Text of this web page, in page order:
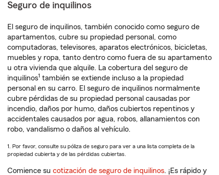
Seguro de inquilinos
El seguro de inquilinos, también conocido como seguro de
apartamentos, cubre su propiedad personal, como
computadoras, televisores, aparatos electrónicos, bicicletas,
muebles y ropa, tanto dentro como fuera de su apartamento
u otra vivienda que alquile. La cobertura del seguro de
inquilinos1 también se extiende incluso a la propiedad
personal en su carro. El seguro de inquilinos normalmente
cubre pérdidas de su propiedad personal causadas por
incendio, daños por humo, daños cubiertos repentinos y
accidentales causados por agua, robos, allanamientos con
robo, vandalismo o daños al vehículo.
1. Por favor, consulte su póliza de seguro para ver a una lista completa de la
propiedad cubierta y de las pérdidas cubiertas.
Comience su cotización de seguro de inquilinos. ¡Es rápido y